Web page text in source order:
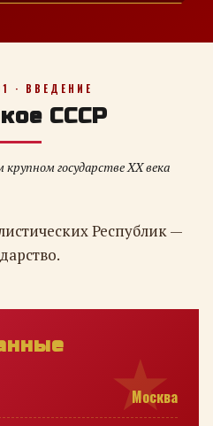
· ВВЕДЕНИЕ
СССР
государстве XX века
Республик —
Москва